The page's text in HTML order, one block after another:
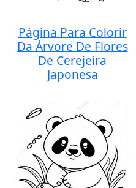
Página Para Colorir
Da Árvore De Flores
De Cerejeira
Japonesa